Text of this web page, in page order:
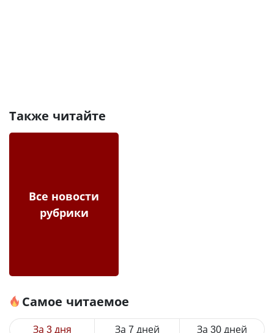
Также читайте
Все новости
рубрики
Самое читаемое
За 3 дня За 7 дней За 30 дней